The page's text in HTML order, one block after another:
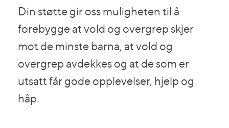
Din støtte gir oss muligheten til å
forebygge at vold og overgrep skjer
mot de minste barna, at vold og
overgrep avdekkes og at de som er
utsatt får gode opplevelser, hjelp og
håp.